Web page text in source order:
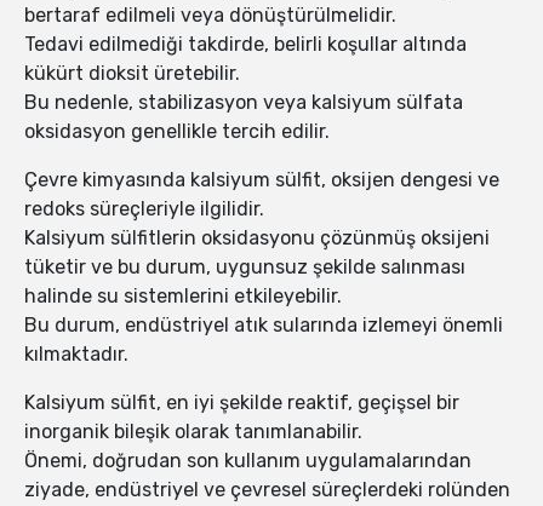
bertaraf edilmeli veya dönüştürülmelidir.
Tedavi edilmediği takdirde, belirli koşullar altında
kükürt dioksit üretebilir.
Bu nedenle, stabilizasyon veya kalsiyum sülfata
oksidasyon genellikle tercih edilir.
Çevre kimyasında kalsiyum sülfit, oksijen dengesi ve
redoks süreçleriyle ilgilidir.
Kalsiyum sülfitlerin oksidasyonu çözünmüş oksijeni
tüketir ve bu durum, uygunsuz şekilde salınması
halinde su sistemlerini etkileyebilir.
Bu durum, endüstriyel atık sularında izlemeyi önemli
kılmaktadır.
Kalsiyum sülfit, en iyi şekilde reaktif, geçişsel bir
inorganik bileşik olarak tanımlanabilir.
Önemi, doğrudan son kullanım uygulamalarından
ziyade, endüstriyel ve çevresel süreçlerdeki rolünden